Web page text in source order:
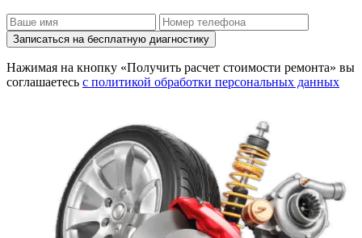
Записаться на бесплатную диагностику
Нажимая на кнопку «Получить расчет стоимости ремонта» вы
соглашаетесь с политикой обработки персональных данных